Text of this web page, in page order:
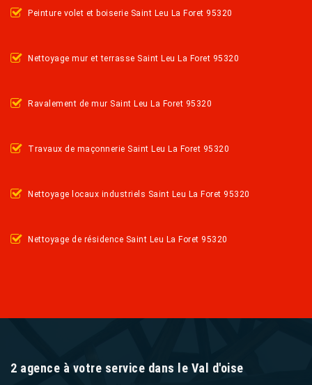
Peinture volet et boiserie Saint Leu La Foret 95320
Nettoyage mur et terrasse Saint Leu La Foret 95320
Ravalement de mur Saint Leu La Foret 95320
Travaux de maçonnerie Saint Leu La Foret 95320
Nettoyage locaux industriels Saint Leu La Foret 95320
Nettoyage de résidence Saint Leu La Foret 95320
2 agence à votre service dans le Val d'oise